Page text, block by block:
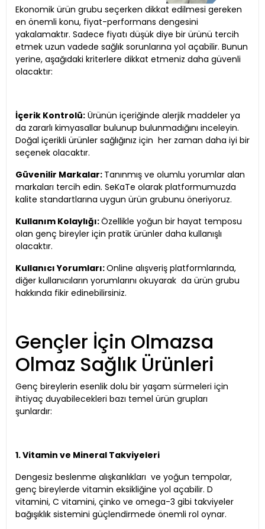
Ekonomik ürün grubu seçerken dikkat edilmesi gereken
en önemli konu, fiyat-performans dengesini
yakalamaktır. Sadece fiyatı düşük diye bir ürünü tercih
etmek uzun vadede sağlık sorunlarına yol açabilir. Bunun
yerine, aşağıdaki kriterlere dikkat etmeniz daha güvenli
olacaktır:
İçerik Kontrolü: Ürünün içeriğinde alerjik maddeler ya
da zararlı kimyasallar bulunup bulunmadığını inceleyin.
Doğal içerikli ürünler sağlığınız için her zaman daha iyi bir
seçenek olacaktır.
Güvenilir Markalar: Tanınmış ve olumlu yorumlar alan
markaları tercih edin. SeKaTe olarak platformumuzda
kalite standartlarına uygun ürün grubunu öneriyoruz.
Kullanım Kolaylığı:Özellikle yoğun bir hayat temposu
olan genç bireyler için pratik ürünler daha kullanışlı
olacaktır.
Kullanıcı Yorumları:Online alışveriş platformlarında,
diğer kullanıcıların yorumlarını okuyarak da ürün grubu
hakkında fikir edinebilirsiniz.
Gençler İçin Olmazsa
Olmaz Sağlık Ürünleri
Genç bireylerin esenlik dolu bir yaşam sürmeleri için
ihtiyaç duyabilecekleri bazı temel ürün grupları
şunlardır:
1. Vitamin ve Mineral Takviyeleri
Dengesiz beslenme alışkanlıkları ve yoğun tempolar,
genç bireylerde vitamin eksikliğine yol açabilir. D
vitamini, C vitamini, çinko ve omega-3 gibi takviyeler
bağışıklık sistemini güçlendirmede önemli rol oynar.